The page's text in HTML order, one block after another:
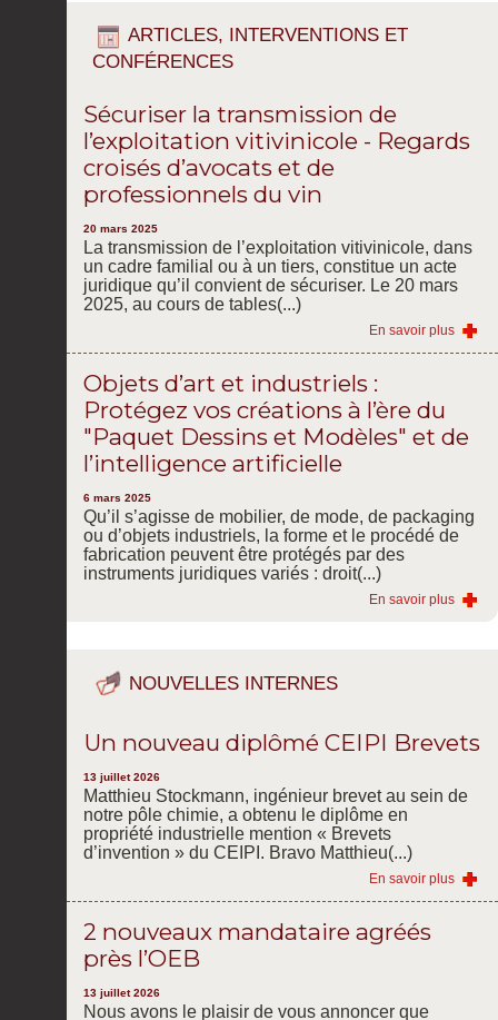
ARTICLES, INTERVENTIONS ET
CONFÉRENCES
Sécuriser la transmission de
l’exploitation vitivinicole - Regards
croisés d’avocats et de
professionnels du vin
20 mars 2025
La transmission de l’exploitation vitivinicole, dans
un cadre familial ou à un tiers, constitue un acte
juridique qu’il convient de sécuriser. Le 20 mars
2025, au cours de tables(...)
En savoir plus
Objets d’art et industriels :
Protégez vos créations à l’ère du
"Paquet Dessins et Modèles" et de
l’intelligence artificielle
6 mars 2025
Qu’il s’agisse de mobilier, de mode, de packaging
ou d’objets industriels, la forme et le procédé de
fabrication peuvent être protégés par des
instruments juridiques variés : droit(...)
En savoir plus
NOUVELLES INTERNES
Un nouveau diplômé CEIPI Brevets
13 juillet 2026
Matthieu Stockmann, ingénieur brevet au sein de
notre pôle chimie, a obtenu le diplôme en
propriété industrielle mention « Brevets
d’invention » du CEIPI. Bravo Matthieu(...)
En savoir plus
2 nouveaux mandataire agréés
près l’OEB
13 juillet 2026
Nous avons le plaisir de vous annoncer que